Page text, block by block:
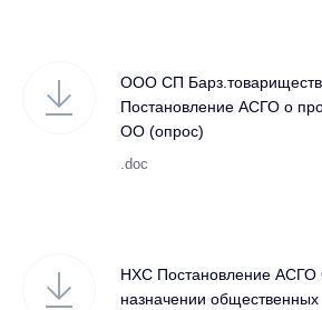
ООО СП
Постановление АСГО о
ОО (опрос)
.doc
НХС Постановление АСГО
назначении общественных